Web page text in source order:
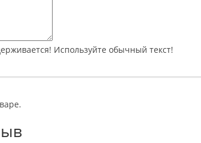
Используйте обычный текст!